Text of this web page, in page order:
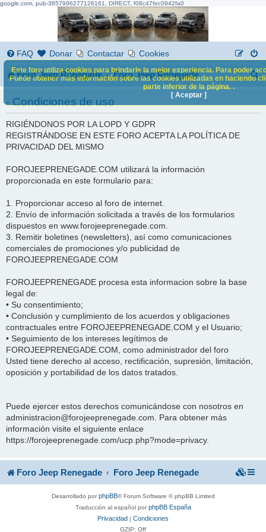
google.com, pub-3857996277126161, DIRECT, f08c47fec0942fa0
FAQ Donar Contactar Cookies
Foro Jeep Renegade Foro Jeep Renegade
B
s
- Condiciones de uso
RIGIÉNDONOS POR LA LOPD Y GDPR
REGISTRÁNDOSE EN ESTE FORO ACEPTA LA POLÍTICA DE
PRIVACIDAD DEL MISMO
FOROJEEPRENEGADE.COM utilizará la información
proporcionada en este formulario para:
1. Proporcionar acceso al foro de internet.
2. Envío de información solicitada a través de los formularios
dispuestos en www.forojeeprenegade.com.
3. Remitir boletines (newsletters), así como comunicaciones
comerciales de promociones y/o publicidad de
FOROJEEPRENEGADE.COM
FOROJEEPRENEGADE procesa esta informacion sobre la base
legal de:
• Su consentimiento;
• Conclusión y cumplimiento de los acuerdos y obligaciones
contractuales entre FOROJEEPRENEGADE.COM y el Usuario;
• Seguimiento de los intereses legítimos de
FOROJEEPRENEGADE.COM, como administrador del foro
Usted tiene derecho al acceso, rectificación, supresión, limitación,
oposición y portabilidad de los datos tratados.
Puede ejercer estos derechos comunicándose con nosotros en
administracion@forojeeprenegade.com. Para obtener más
información visite el siguiente enlace
https://forojeeprenegade.com/ucp.php?mode=privacy.
Este foro utiliza cookies para brindarle la mejor experiencia. Para poder
Puede obtener más información sobre las cookies utilizadas en haciendo
parte inferior de la página. .
[ Aceptar ]
Foro Jeep Renegade Foro Jeep Renegade
Desarrollado porphpBB® Forum Software © phpBB Limited
Traducción al español porphpBB España
Privacidad | Condiciones
GZIP: Off